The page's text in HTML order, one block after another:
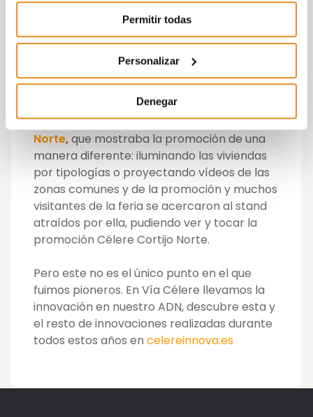
Permitir todas
Personalizar
Denegar
En definitiva, con esta herramienta lo que se
trata es de hacer unavisita virtual que
permite observar simultáneamente el
interior y el exterior del inmueble.
En la edición delSalón Inmobiliario de 2018
Vía Célere llevo a su stand la maqueta
interactiva de lapromoción Célere Cortijo
Norte,que mostraba la promoción de una
manera diferente: iluminando las viviendas
por tipologías o proyectando vídeos de las
zonas comunes y de la promoción y muchos
visitantes de la feria se acercaron al stand
atraídos por ella, pudiendo ver y tocar la
promoción Célere Cortijo Norte.
Pero este no es el único punto en el que
fuimos pioneros. En Vía Célere llevamos la
innovación en nuestro ADN, descubre esta y
el resto de innovaciones realizadas durante
todos estos años en celereinnova.es